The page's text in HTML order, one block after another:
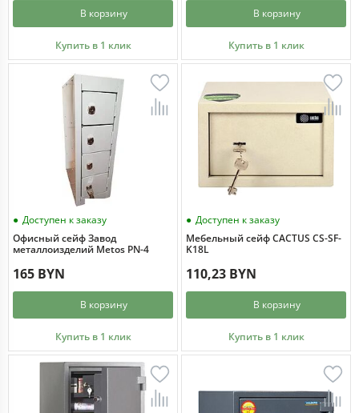
В корзину
Купить в 1 клик
В корзину
Купить в 1 клик
Доступен к заказу
Офисный сейф Завод
металлоизделий Metos PN-4
165 BYN
В корзину
Купить в 1 клик
Доступен к заказу
Мебельный сейф CACTUS CS-SF-
K18L
110,23 BYN
В корзину
Купить в 1 клик